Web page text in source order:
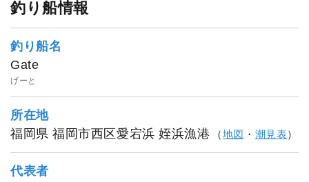
釣り船情報
釣り船名
Gate
げーと
所在地
福岡県 福岡市西区愛宕浜 姪浜漁港
（地図 ・ 潮見表）
代表者